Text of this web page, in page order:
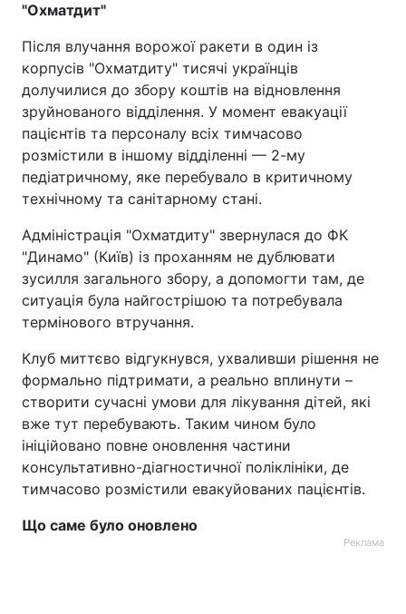
"Охматдит"
Після влучання ворожої ракети в один із
корпусів "Охматдиту" тисячі українців
долучилися до збору коштів на відновлення
зруйнованого відділення. У момент евакуації
пацієнтів та персоналу всіх тимчасово
розмістили в іншому відділенні — 2-му
педіатричному, яке перебувало в критичному
технічному та санітарному стані.
Адміністрація "Охматдиту" звернулася до ФК
"Динамо" (Київ) із проханням не дублювати
зусилля загального збору, а допомогти там, де
ситуація була найгострішою та потребувала
термінового втручання.
Клуб миттєво відгукнувся, ухваливши рішення не
формально підтримати, а реально вплинути –
створити сучасні умови для лікування дітей, які
вже тут перебувають. Таким чином було
ініційовано повне оновлення частини
консультативно-діагностичної поліклініки, де
тимчасово розмістили евакуйованих пацієнтів.
Що саме було оновлено
Реклама